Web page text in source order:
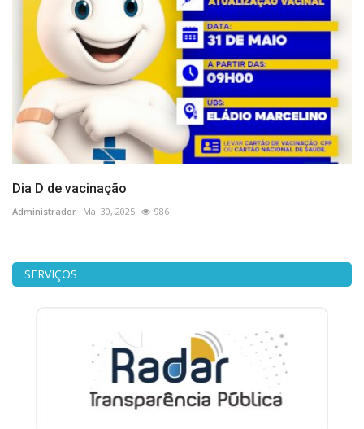
Dia D de vacinação
Administrador Mai 30, 2025 986
SERVIÇOS